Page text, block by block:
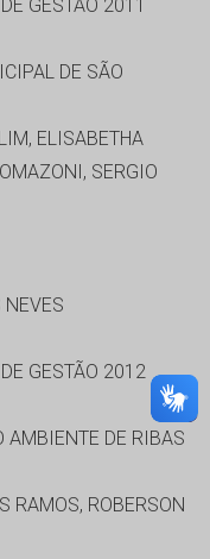
GESTÃO 2011
DE SÃO
ELISABETHA
SERGIO
NEVES
GESTÃO 2012
AMBIENTE DE RIBAS
RAMOS, ROBERSON